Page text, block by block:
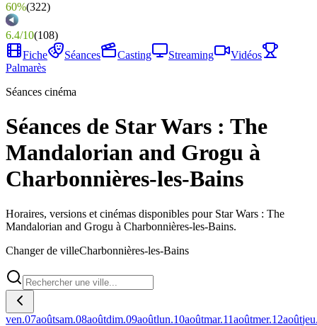
60%(322)
6.4/10(108)
Fiche
Séances Casting Streaming
Vidéos
Palmarès
Séances cinéma
Séances de Star Wars : The
Mandalorian and Grogu à
Charbonnières-les-Bains
Horaires, versions et cinémas disponibles pour Star Wars : The
Mandalorian and Grogu à Charbonnières-les-Bains.
Changer de villeCharbonnières-les-Bains
ven.07aoûtsam.08aoûtdim.09aoûtlun.10aoûtmar.11aoûtmer.12août